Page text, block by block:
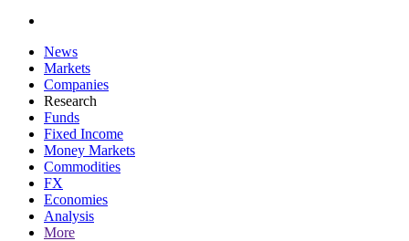
News
Markets
Companies
Research
Funds
Fixed Income
Money Markets
Commodities
FX
Economies
Analysis
More